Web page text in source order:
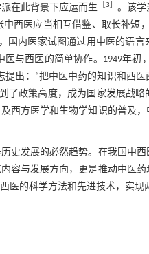
在此背景下应运而生
3
。该学
西医应当相互借鉴、取长补短
国内医家试图通过用中医的语
与西医的简单协作。1949年初
出：“把中医中药的知识和西
政策高度，成为国家发展战略
西方医学和生物学知识的普及
史发展的必然趋势。在我国中
容与发展方向，更是推动中医
的科学方法和先进技术，实现